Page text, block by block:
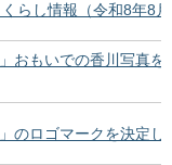
らし情報（令和8年8
おもいでの香川写真を
のロゴマークを決定し